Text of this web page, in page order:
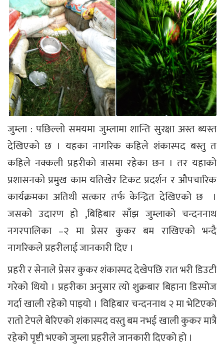
जुम्ला : पछिल्लो समयमा जुम्लामा शान्ति सुरक्षा अस्त ब्यस्त
देखिएको छ । यहका नागरिक कहिले शंकास्पद बस्तु त
कहिले नक्कली प्रहरीको त्रासमा रहेका छन । तर यहाको
प्रशासनको प्रमुख काम यतिखेर टिकट प्रदर्शन र औपचारिक
कार्यक्रमका अतिथी सत्कार तर्फ केन्द्रित देखिएको छ ।
जसको उदारण हो ,बिहिबार साँझ जुम्लाको चन्दननाथ
नगरपालिका –२ मा प्रेसर कुकर बम राखिएको भन्दै
नागरिकले प्रहरीलाई जानकारी दिए ।
प्रहरी र सेनाले प्रेसर कुकर शंकास्पद देखेपछि रात भरी डिउटी
गरेको थियो । प्रहरीका अनुसार त्यो शुक्रबार बिहाना डिस्पोज
गर्दा खाली रहेको पाइयो । विहिबार चन्दननाथ २ मा भेटिएको
रातो टेपले बेरिएको शंकास्पद वस्तु बम नभई खाली कुकर मात्रै
रहेको पृष्टी भएको जुम्ला प्रहरीले जानकारी दिएको हो ।